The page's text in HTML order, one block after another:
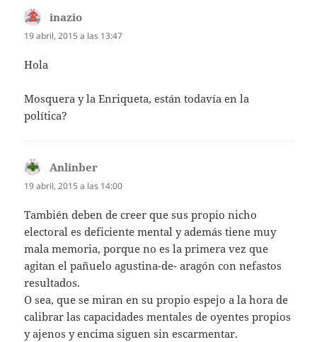
inazio
19 abril, 2015 a las 13:47
Hola
Mosquera y la Enriqueta, están todavía en la
política?
Anlinber
19 abril, 2015 a las 14:00
También deben de creer que sus propio nicho
electoral es deficiente mental y además tiene muy
mala memoria, porque no es la primera vez que
agitan el pañuelo agustina-de- aragón con nefastos
resultados.
O sea, que se miran en su propio espejo a la hora de
calibrar las capacidades mentales de oyentes propios
y ajenos y encima siguen sin escarmentar.